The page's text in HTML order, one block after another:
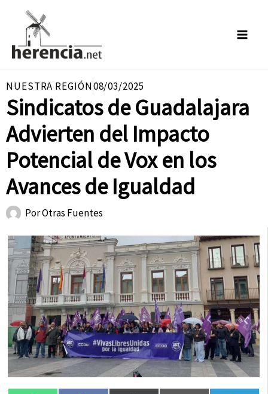
contenido
NUESTRA REGIÓN08/03/2025
Sindicatos de Guadalajara
Advierten del Impacto
Potencial de Vox en los
Avances de Igualdad
PorOtras Fuentes